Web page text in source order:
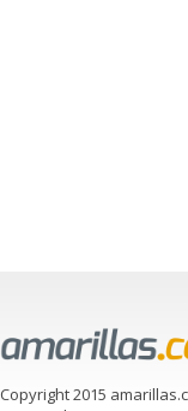
Copyright 2015